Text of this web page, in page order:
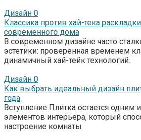
Дизайн 0
Классика против хай-тека
современного дома
В современном дизайне часто
эстетики: проверенная временем
динамичный хай-тейк технологий.
Дизайн 0
Как выбрать идеальный дизайн
года
Вступление Плитка остается
элементов интерьера, который
настроение комнаты